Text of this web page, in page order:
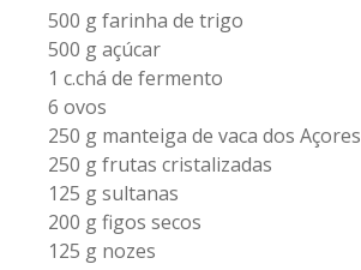
500 g farinha de trigo
500 g açúcar
1 c.chá de fermento
6 ovos
250 g manteiga de vaca dos Açores
250 g frutas cristalizadas
125 g sultanas
200 g figos secos
125 g nozes